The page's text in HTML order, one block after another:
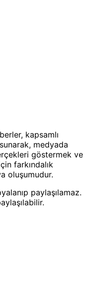
kapsamlı
medyada
göstermek ve
farkındalık
oluşumudur.
paylaşılamaz.